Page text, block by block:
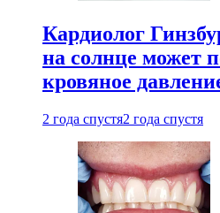
Кардиолог
на солнце может
кровяное
2 года спустя2 года спустя